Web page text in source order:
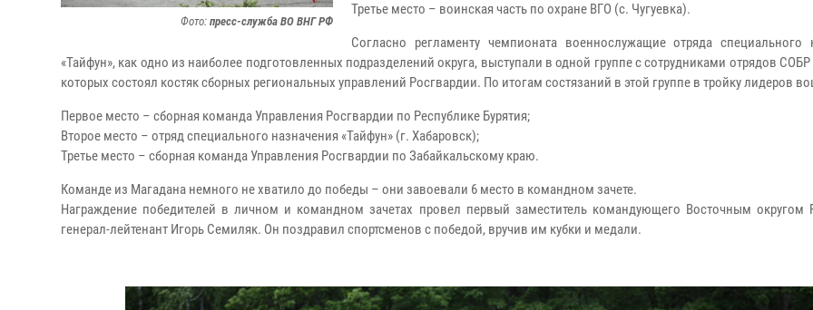
Фото: пресс-служба ВО ВНГ РФ
Третье место – воинская часть по охране ВГО (с. Чугуевка).
Согласно регламенту чемпионата военнослужащие отряда специального
«Тайфун», как одно из наиболее подготовленных подразделений округа, выступали в одной группе с сотрудниками отрядов
которых состоял костяк сборных региональных управлений Росгвардии. По итогам состязаний в этой группе в тройку лидеров
Первое место – сборная команда Управления Росгвардии по Республике Бурятия;
Второе место – отряд специального назначения «Тайфун» (г. Хабаровск);
Третье место – сборная команда Управления Росгвардии по Забайкальскому краю.
Команде из Магадана немного не хватило до победы – они завоевали 6 место в командном зачете.
Награждение победителей в личном и командном зачетах провел первый заместитель командующего Восточным округом
генерал-лейтенант Игорь Семиляк. Он поздравил спортсменов с победой, вручив им кубки и медали.